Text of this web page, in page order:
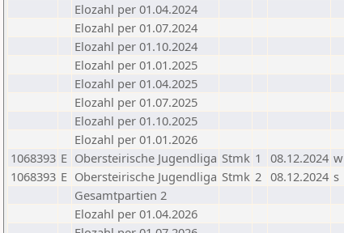
Elozahl per 01.04.2024
Elozahl per 01.07.2024
Elozahl per 01.10.2024
Elozahl per 01.01.2025
Elozahl per 01.04.2025
Elozahl per 01.07.2025
Elozahl per 01.10.2025
Elozahl per 01.01.2026
1068393 E Obersteirische Jugendliga Stmk 1 08.12.2024 w
1068393 E Obersteirische Jugendliga Stmk 2 08.12.2024 s
Gesamtpartien 2
Elozahl per 01.04.2026